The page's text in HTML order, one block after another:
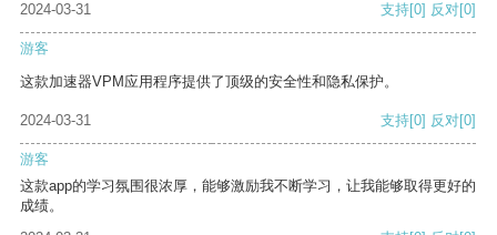
2024-03-31
支持[0] 反对[0]
游客
这款加速器VPM应用程序提供了顶级的安全性和隐私保护。
2024-03-31 支持[0] 反对[0]
游客
这款app的学习氛围很浓厚，能够激励我不断学习，让我能够取得更好的
成绩。